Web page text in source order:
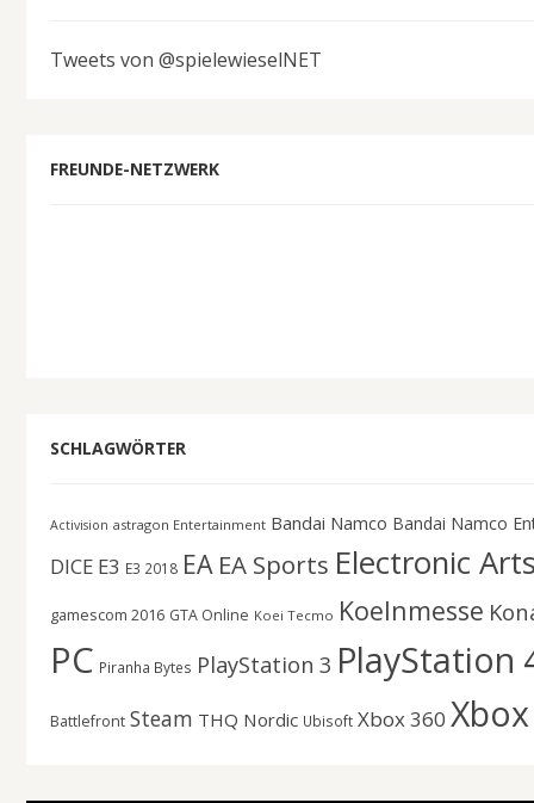
Tweets von @spielewieselNET
FREUNDE-NETZWERK
SCHLAGWÖRTER
Activision astragon Entertainment Bandai Namco Bandai Namco
DICE E3 E3 2018 EA EA Sports Electronic
gamescom 2016 GTA Online Koei Tecmo Koelnmesse
PC Piranha Bytes PlayStation 3 PlayStation
Battlefront Steam THQ Nordic Ubisoft Xbox 360